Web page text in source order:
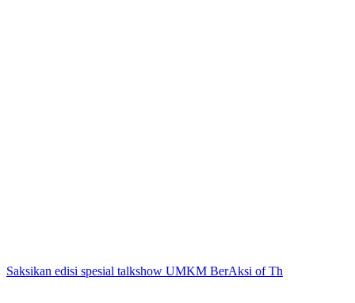
Saksikan edisi spesial talkshow UMKM BerAksi of Th